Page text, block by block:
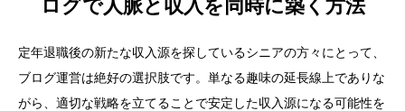
ログで人脈と収入を同時に築く方法
定年退職後の新たな収入源を探しているシニアの方々にとって、
ブログ運営は絶好の選択肢です。単なる趣味の延長線上でありな
がら、適切な戦略を立てることで安定した収入源になる可能性を